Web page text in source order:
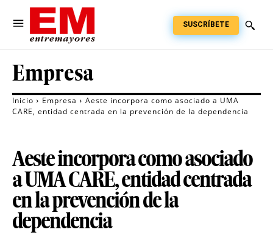
SUSCRÍBETE
Empresa
Inicio Empresa
Aeste incorpora como asociado a UMA
CARE, entidad centrada en la prevención de la dependencia
Aeste incorpora como asociado
a UMA CARE, entidad centrada
en la prevención de la
dependencia